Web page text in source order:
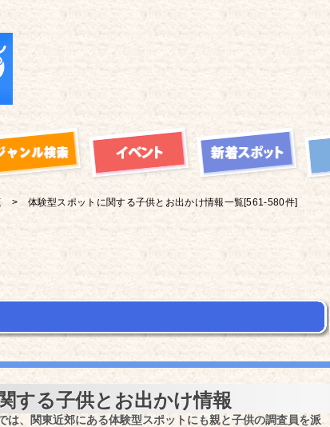
体験型スポットに関する子供とお出かけ情報一覧[561-580件]
する子供とお出かけ情報
、関東近郊にある体験型スポットにも親と子供の調査員を派